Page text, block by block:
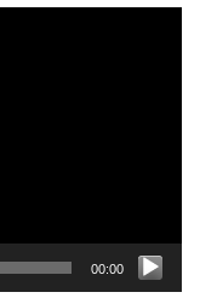
00:00